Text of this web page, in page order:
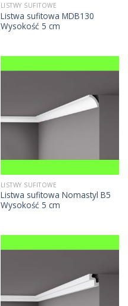
LISTWY SUFITOWE
Listwa sufitowa MDB130
Wysokość 5 cm
LISTWY SUFITOWE
Listwa sufitowa Nomastyl B5
Wysokość 5 cm